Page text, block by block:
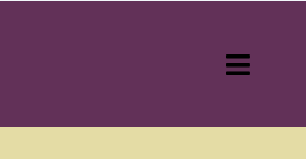
Toggle